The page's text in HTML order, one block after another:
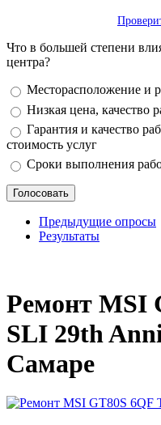
Что в большей степени
центра?
Варианты
Месторасположение и
Низкая цена, качество
Гарантия и качество
стоимость услуг
Сроки выполнения
Предыдущие опросы
Результаты
Ремонт MSI
SLI 29th
Самаре